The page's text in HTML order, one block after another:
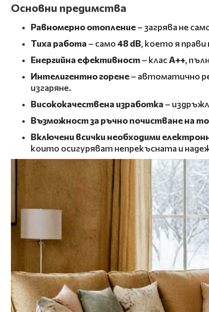
Основни предимства
Равномерно отопление– загрява не
Тиха работа – само48 dB, което я
Енергийна ефективност– класA++,
Интелигентно горене– автоматично
изгаряне.
Висококачествена изработка –
Възможност за ръчно почистване на
Включени всички необходими
които осигуряват непрекъсната и